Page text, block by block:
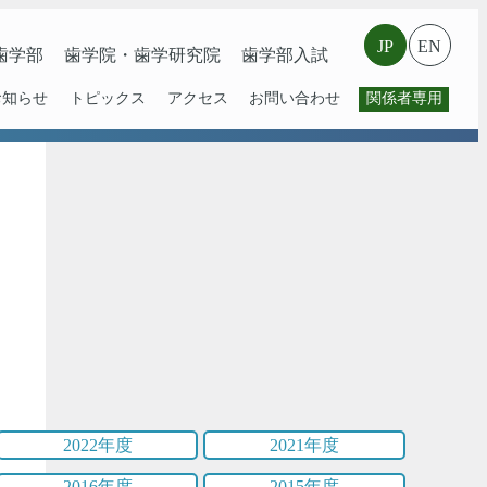
JP EN
学部 歯学院・⻭学研究院 歯学部入試
らせ トピックス アクセス お問い合わせ 関係者専用
2022年度 2021年度